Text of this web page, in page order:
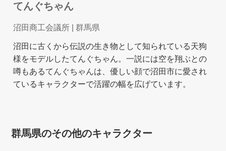
てんぐちゃん
沼田商工会議所 | 群馬県
沼田に古くから伝説の生き物として知られている天狗
様をモデルしたてんぐちゃん。一説には空を翔ぶとの
噂もあるてんぐちゃんは、優しい顔で沼田市に愛され
ているキャラクターで活躍の幅を広げています。
群馬県のその他のキャラクター